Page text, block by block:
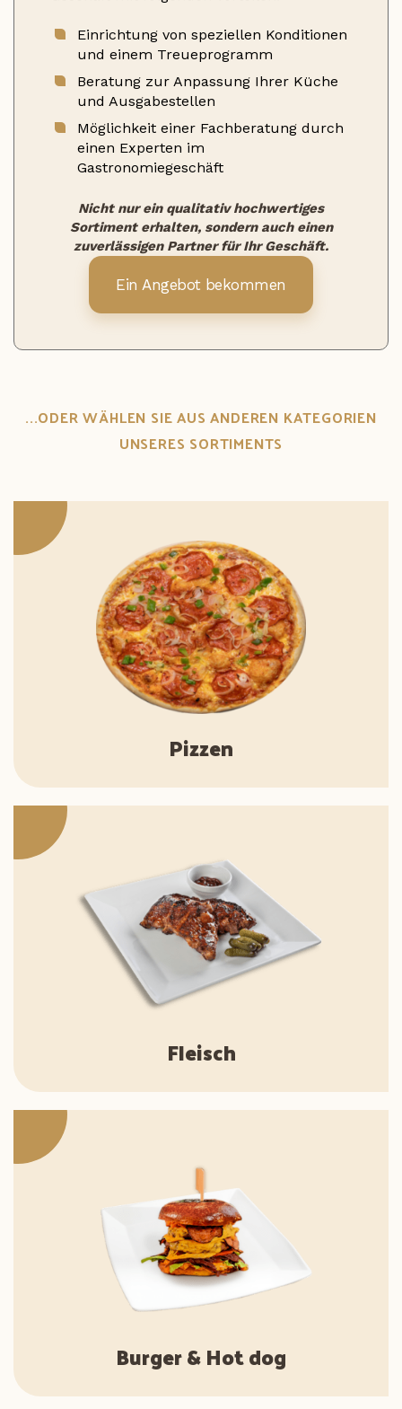
Einrichtung von speziellen Konditionen
und einem Treueprogramm
Beratung zur Anpassung Ihrer Küche
und Ausgabestellen
Möglichkeit einer Fachberatung durch
einen Experten im
Gastronomiegeschäft
Nicht nur ein qualitativ hochwertiges
Sortiment erhalten, sondern auch einen
zuverlässigen Partner für Ihr Geschäft.
Ein Angebot bekommen
...ODER WÄHLEN SIE AUS ANDEREN KATEGORIEN
UNSERES SORTIMENTS
Pizzen
Fleisch
Burger & Hot dog